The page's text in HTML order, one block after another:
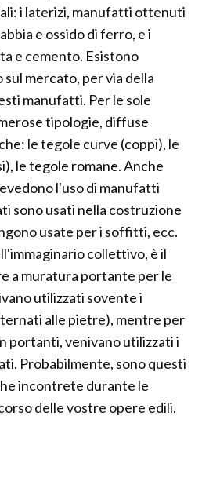
i laterizi, manufatti ottenuti
e ossido di ferro, e i
e cemento. Esistono
mercato, per via della
manufatti. Per le sole
tipologie, diffuse
le tegole curve (coppi), le
le tegole romane. Anche
l'uso di manufatti
sono usati nella costruzione
usate per i soffitti, ecc.
collettivo, è il
a muratura portante per le
utilizzati sovente i
alle pietre), mentre per
portanti, venivano utilizzati i
Probabilmente, sono questi
incontrete durante le
delle vostre opere edili.